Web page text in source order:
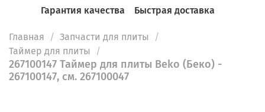
Гарантия качества Быстрая доставка
Главная
Запчасти для плиты
Таймер для плиты
267100147 Таймер для плиты Beko (Беко) -
267100147, см. 267100047